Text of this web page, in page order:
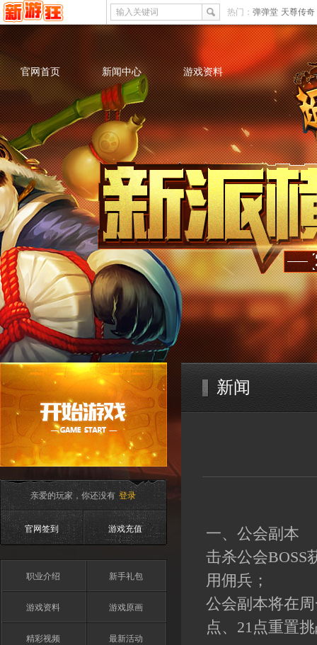
输入关键词 热门： 弹弹堂 天尊传奇
官网首页 新闻中心 游戏资料
亲爱的玩家，你还没有 登录
官网签到 游戏充值
职业介绍 新手礼包
游戏资料 游戏原画
精彩视频 最新活动
新闻
一、公会副本
击杀公会BOSS
用佣兵；
公会副本将在
点、21点重置